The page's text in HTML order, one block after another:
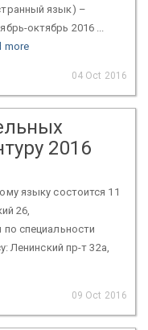
язык) –
октябрь 2016 ...
more
04 Oct 2016
2016
языку состоится 11
26,
по специальности
Ленинский пр-т 32а,
09 Oct 2016